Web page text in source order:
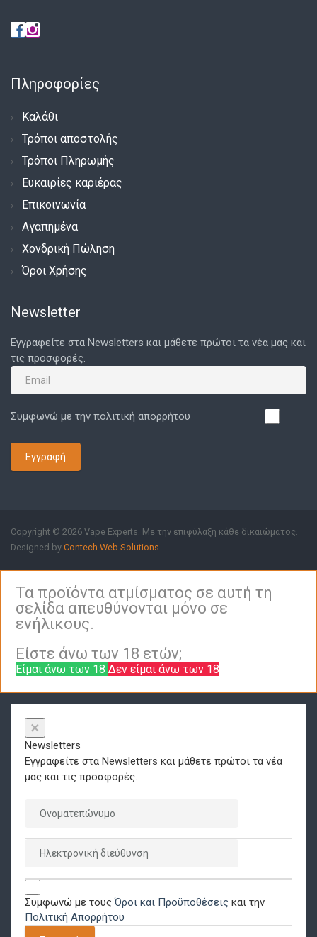
Πληροφορίες
Καλάθι
Τρόποι αποστολής
Τρόποι Πληρωμής
Ευκαιρίες καριέρας
Επικοινωνία
Αγαπημένα
Χονδρική Πώληση
Όροι Χρήσης
Newsletter
Εγγραφείτε στα Newsletters και μάθετε πρώτοι τα νέα μας και
τις προσφορές.
Συμφωνώ με την πολιτική απορρήτου
Εγγραφή
Copyright © 2026 Vape Experts. Με την επιφύλαξη κάθε δικαιώματος.
Designed by Contech Web Solutions
Τα προϊόντα ατμίσματος σε αυτή τη
σελίδα απευθύνονται μόνο σε
ενήλικους.
Είστε άνω των 18 ετών;
Είμαι άνω των 18 Δεν είμαι άνω των 18
×
Newsletters
Εγγραφείτε στα Newsletters και μάθετε πρώτοι τα νέα
μας και τις προσφορές.
Συμφωνώ με τουςΌροι και Προϋποθέσεις και την
Πολιτική Απορρήτου